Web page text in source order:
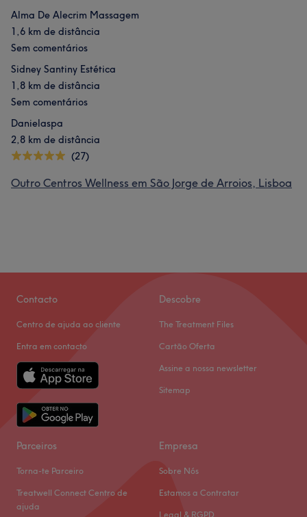
Alma De Alecrim Massagem
1,6 km de distância
Sem comentários
Sidney Santiny Estética
1,8 km de distância
Sem comentários
Danielaspa
2,8 km de distância
(27)
Outro Centros Wellness em São Jorge de Arroios, Lisboa
Contacto
Centro de ajuda ao cliente
Entra em contacto
Descobre
The Treatment Files
Cartão Oferta
Assine a nossa newsletter
Sitemap
Parceiros
Torna-te Parceiro
Treatwell Connect Centro de
ajuda
Empresa
Sobre Nós
Estamos a Contratar
Legal & RGPD